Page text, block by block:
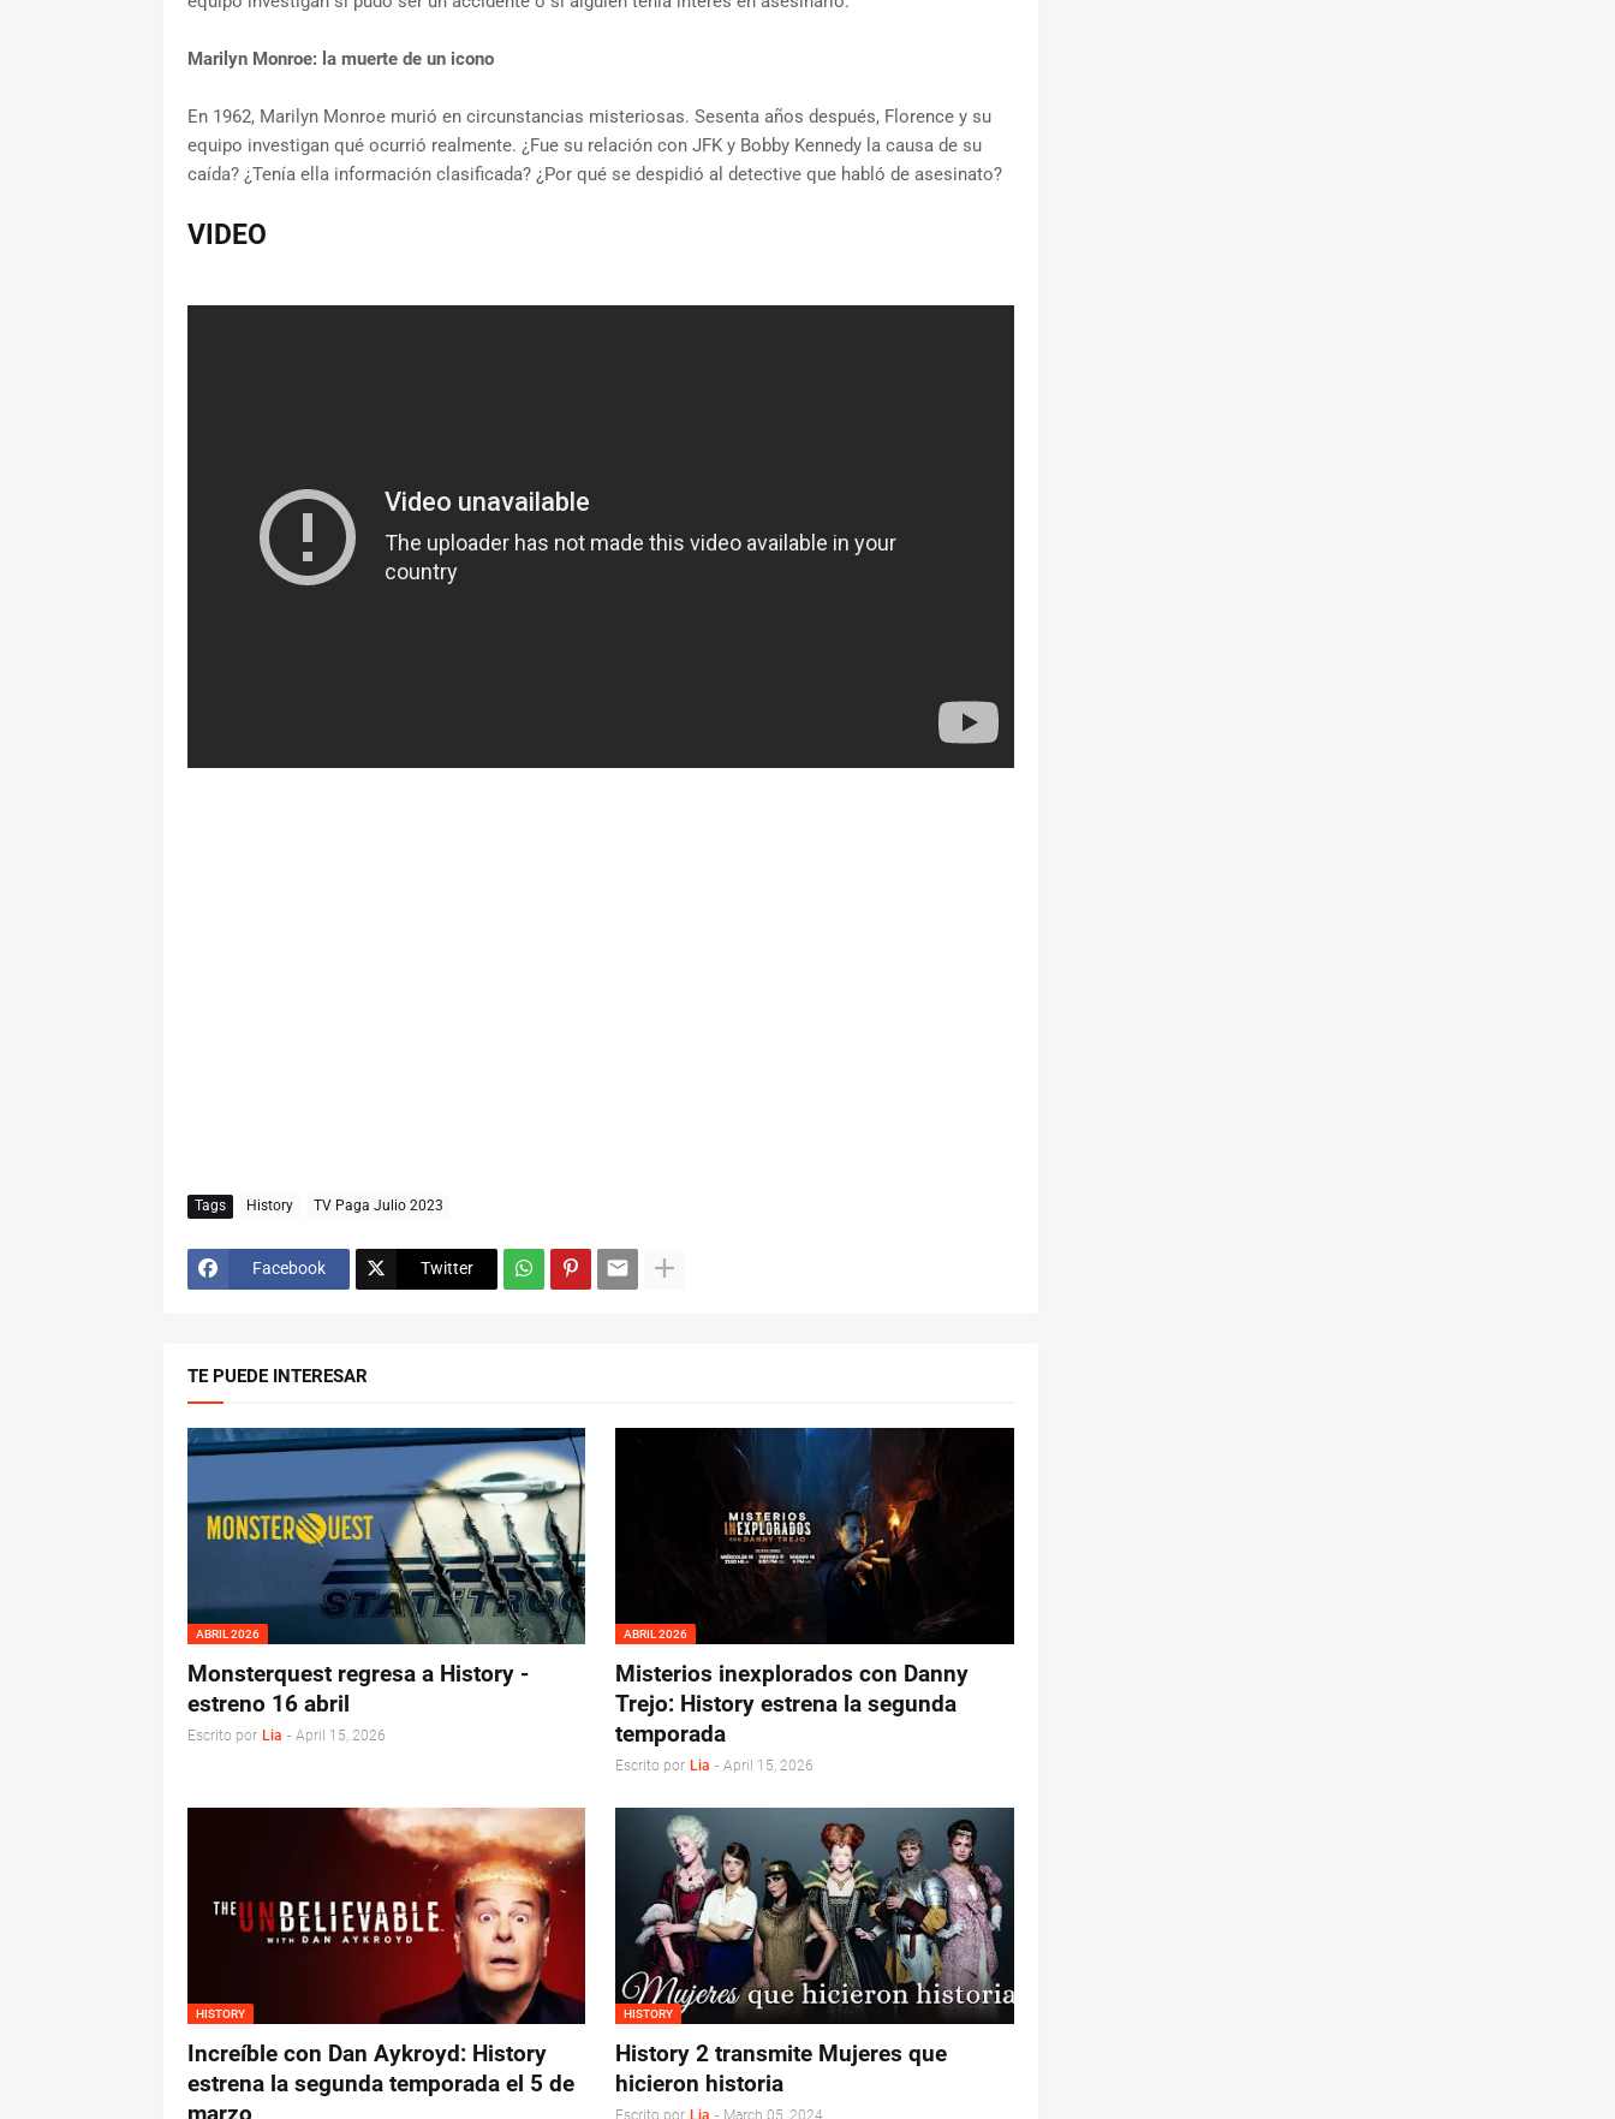
Marilyn Monroe: la muerte de un icono
En 1962, Marilyn Monroe murió en circunstancias misteriosas. Sesenta años después, Florence y su
equipo investigan qué ocurrió realmente. ¿Fue su relación con JFK y Bobby Kennedy la causa de su
caída? ¿Tenía ella información clasificada? ¿Por qué se despidió al detective que habló de asesinato?
VIDEO
Tags History TV Paga Julio 2023
Facebook Twitter
TE PUEDE INTERESAR
ABRIL 2026
Monsterquest regresa a History -
estreno 16 abril
Escrito por Lia - April 15, 2026
ABRIL 2026
Misterios inexplorados con Danny
Trejo: History estrena la segunda
temporada
Escrito por Lia - April 15, 2026
HISTORY
Increíble con Dan Aykroyd: History
estrena la segunda temporada el 5 de
marzo
HISTORY
History 2 transmite Mujeres que
hicieron historia
Escrito por Lia - March 05, 2024